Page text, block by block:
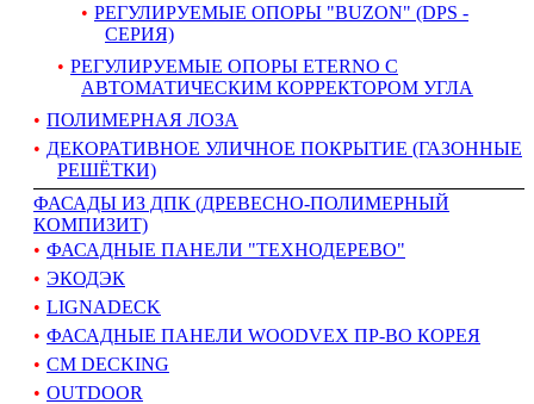
РЕГУЛИРУЕМЫЕ ОПОРЫ "BUZON" (DPS -
СЕРИЯ)
РЕГУЛИРУЕМЫЕ ОПОРЫ ETERNO С
АВТОМАТИЧЕСКИМ КОРРЕКТОРОМ УГЛА
ПОЛИМЕРНАЯ ЛОЗА
ДЕКОРАТИВНОЕ УЛИЧНОЕ ПОКРЫТИЕ (ГАЗОННЫЕ
РЕШЁТКИ)
ФАСАДЫ ИЗ ДПК (ДРЕВЕСНО-ПОЛИМЕРНЫЙ
КОМПИЗИТ)
ФАСАДНЫЕ ПАНЕЛИ "ТЕХНОДЕРЕВО"
ЭКОДЭК
LIGNADECK
ФАСАДНЫЕ ПАНЕЛИ WOODVEX ПР-ВО КОРЕЯ
CM DECKING
OUTDOOR